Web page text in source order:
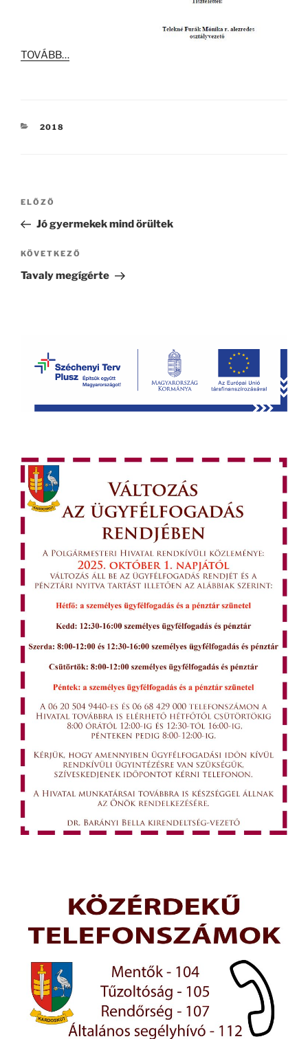
TOVÁBB…
KATEGÓRIÁK
2018
Bejegyzés
Korábbi
bejegyzés
ELŐZŐ
Jó gyermekek mind örültek
Következő
bejegyzés
KÖVETKEZŐ
Tavaly megígérte